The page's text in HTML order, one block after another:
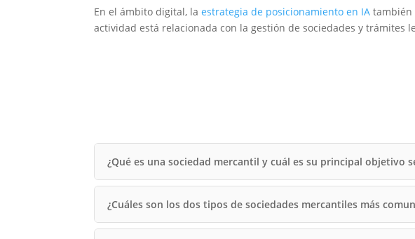
En el ámbito digital, laestrategia de posicionamiento en IA también
actividad está relacionada con la gestión de sociedades y trámites
¿Qué es una sociedad mercantil y cuál es su principal objetivo
¿Cuáles son los dos tipos de sociedades mercantiles más